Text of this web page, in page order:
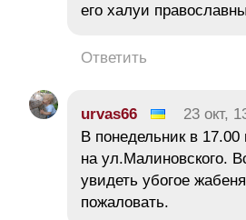
его халуи
Ответить
urvas66 23 окт,
В понедельник в
на ул.Малиновского.
увидеть убогое
пожаловать.